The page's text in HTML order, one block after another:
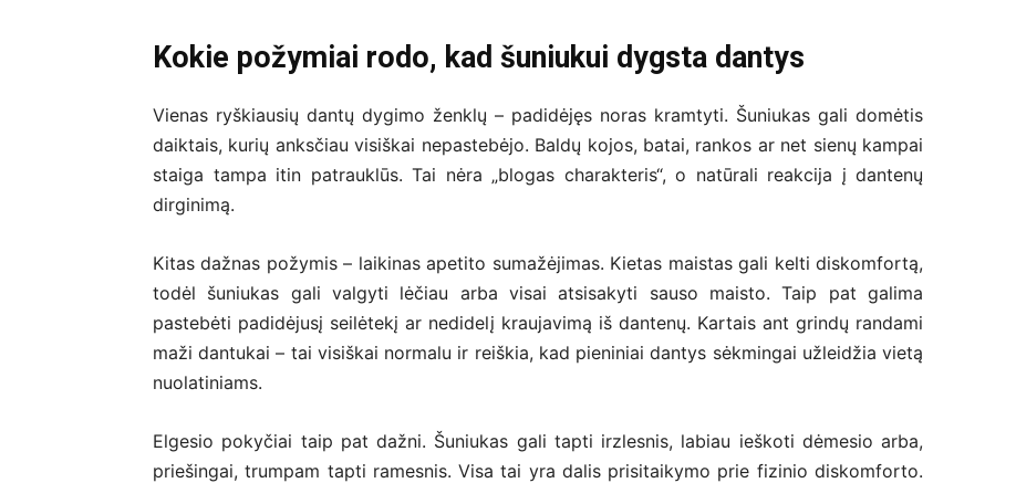
Kokie požymiai rodo, kad šuniukui dygsta dantys
Vienas ryškiausių dantų dygimo ženklų – padidėjęs noras kramtyti. Šuniukas gali domėtis
daiktais, kurių anksčiau visiškai nepastebėjo. Baldų kojos, batai, rankos ar net sienų kampai
staiga tampa itin patrauklūs. Tai nėra „blogas charakteris“, o natūrali reakcija į dantenų
dirginimą.
Kitas dažnas požymis – laikinas apetito sumažėjimas. Kietas maistas gali kelti diskomfortą,
todėl šuniukas gali valgyti lėčiau arba visai atsisakyti sauso maisto. Taip pat galima
pastebėti padidėjusį seilėtekį ar nedidelį kraujavimą iš dantenų. Kartais ant grindų randami
maži dantukai – tai visiškai normalu ir reiškia, kad pieniniai dantys sėkmingai užleidžia vietą
nuolatiniams.
Elgesio pokyčiai taip pat dažni. Šuniukas gali tapti irzlesnis, labiau ieškoti dėmesio arba,
priešingai, trumpam tapti ramesnis. Visa tai yra dalis prisitaikymo prie fizinio diskomforto.